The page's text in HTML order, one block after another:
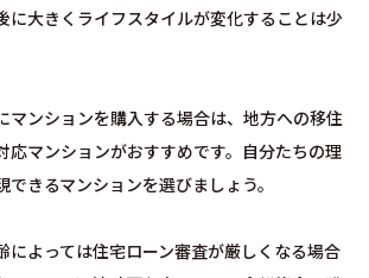
に大きくライフスタイルが変化することは少
マンションを購入する場合は、地方への移住
応マンションがおすすめです。自分たちの理
きるマンションを選びましょう。
によっては住宅ローン審査が厳しくなる場合